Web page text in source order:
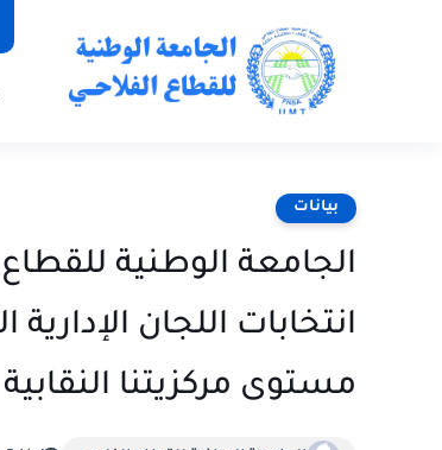
بيانات
الجامعة الوطنية
انتخابات اللجان
مستوى مركزيتنا